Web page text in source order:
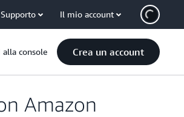
Supporto Il mio account
alla console Crea un account
Amazon